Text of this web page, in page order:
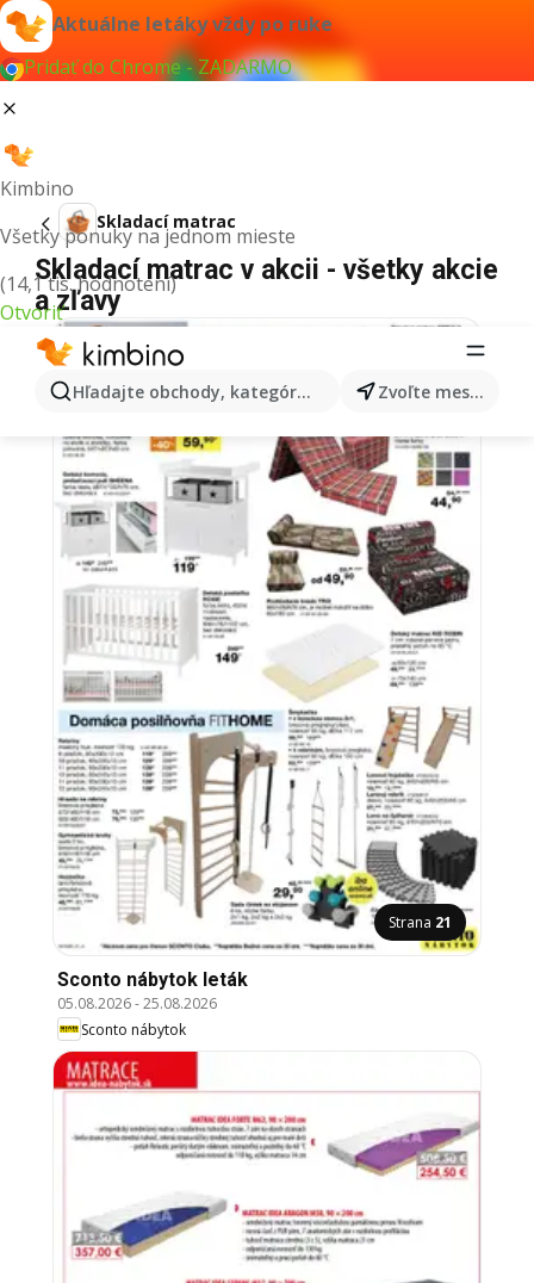
Aktuálne letáky vždy po ruke
Pridať do Chrome - ZADARMO
Kimbino
Všetky ponuky na jednom mieste
(14,1 tis. hodnotení)
Otvoriť
Hľadajte obchody, kategórie, produkty... Zvoľte mesto
Skladací matrac
Skladací matrac v akcii - všetky akcie
a zľavy
Strana 21
Sconto nábytok leták
05.08.2026-25.08.2026
Sconto nábytok